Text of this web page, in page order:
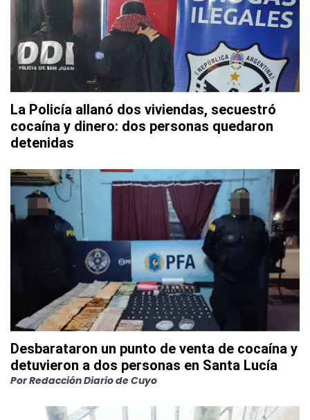
La Policía allanó dos viviendas, secuestró
cocaína y dinero: dos personas quedaron
detenidas
Desbarataron un punto de venta de cocaína y
detuvieron a dos personas en Santa Lucía
PorRedacción Diario de Cuyo